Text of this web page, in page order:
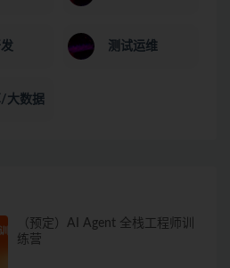
测试运维
/大数据
（预定）AI Agent 全栈工程师训
练营